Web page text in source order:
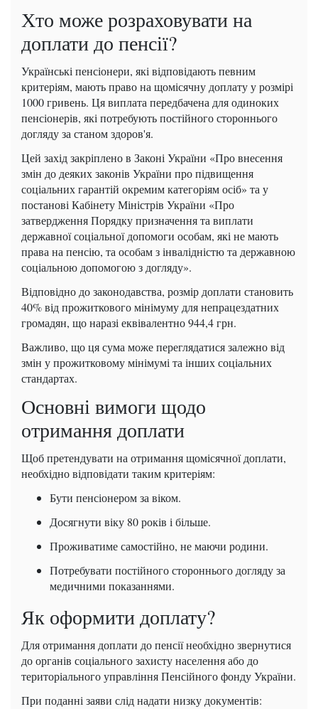
Хто може розраховувати на
доплати до пенсії?
Українські пенсіонери, які відповідають певним
критеріям, мають право на щомісячну доплату у розмірі
1000 гривень. Ця виплата передбачена для одиноких
пенсіонерів, які потребують постійного стороннього
догляду за станом здоров'я.
Цей захід закріплено в Законі України «Про внесення
змін до деяких законів України про підвищення
соціальних гарантій окремим категоріям осіб» та у
постанові Кабінету Міністрів України «Про
затвердження Порядку призначення та виплати
державної соціальної допомоги особам, які не мають
права на пенсію, та особам з інвалідністю та державною
соціальною допомогою з догляду».
Відповідно до законодавства, розмір доплати становить
40% від прожиткового мінімуму для непрацездатних
громадян, що наразі еквівалентно 944,4 грн.
Важливо, що ця сума може переглядатися залежно від
змін у прожитковому мінімумі та інших соціальних
стандартах.
Основні вимоги щодо
отримання доплати
Щоб претендувати на отримання щомісячної доплати,
необхідно відповідати таким критеріям:
Бути пенсіонером за віком.
Досягнути віку 80 років і більше.
Проживатиме самостійно, не маючи родини.
Потребувати постійного стороннього догляду за
медичними показаннями.
Як оформити доплату?
Для отримання доплати до пенсії необхідно звернутися
до органів соціального захисту населення або до
територіального управління Пенсійного фонду України.
При поданні заяви слід надати низку документів: